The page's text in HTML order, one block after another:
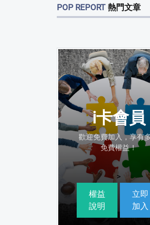
POP REPORT 熱門文章
i卡會員
歡迎免費加入，享有
免費權益！
>
權益
說明
立即
加入